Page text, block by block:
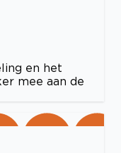
en het
mee aan de